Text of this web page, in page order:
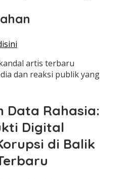
Data Rahasia:
Digital
di Balik